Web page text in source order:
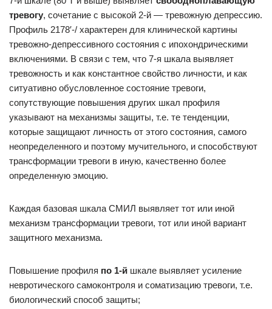
тревогу, сочетание с высокой 2-й — тревожную депрессию.
Профиль 2178′-/ характерен для клинической картины
тревожно-депрессивного состояния с ипохондрическими
включениями. В связи с тем, что 7-я шкала выявляет
тревожность и как константное свойство личности, и как
ситуативно обусловленное состояние тревоги,
сопутствующие повышения других шкал профиля
указывают на механизмы защиты, т.е. те тенденции,
которые защищают личность от этого состояния, самого
неопределенного и поэтому мучительного, и способствуют
трансформации тревоги в иную, качественно более
определенную эмоцию.
Каждая базовая шкала СМИЛ выявляет тот или иной
механизм трансформации тревоги, тот или иной вариант
защитного механизма.
Повышение профиля по 1-й шкале выявляет усиление
невротического самоконтроля и соматизацию тревоги, т.е.
биологический способ защиты;